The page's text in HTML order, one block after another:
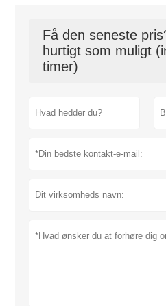
Få den seneste
hurtigt som muligt
timer)